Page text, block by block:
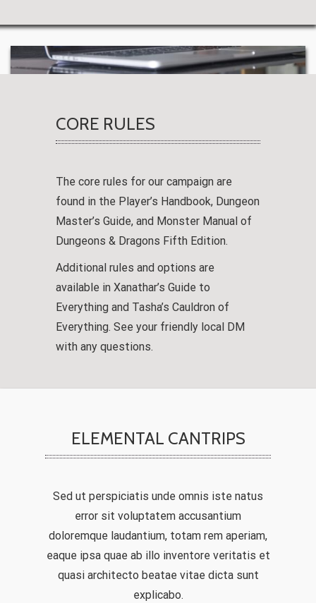
CORE RULES
The core rules for our campaign are
found in the Player’s Handbook, Dungeon
Master’s Guide, and Monster Manual of
Dungeons & Dragons Fifth Edition.
Additional rules and options are
available in Xanathar’s Guide to
Everything and Tasha’s Cauldron of
Everything. See your friendly local DM
with any questions.
ELEMENTAL CANTRIPS
Sed ut perspiciatis unde omnis iste natus
error sit voluptatem accusantium
doloremque laudantium, totam rem aperiam,
eaque ipsa quae ab illo inventore veritatis et
quasi architecto beatae vitae dicta sunt
explicabo.